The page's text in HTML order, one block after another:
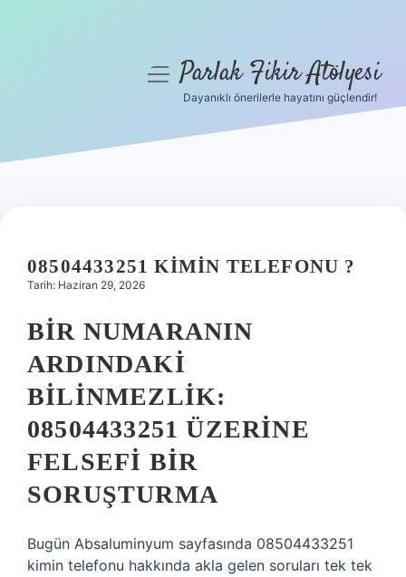
Hakkımızda
menüyüParlak Fikir Atölyesi
Dayanıklı önerilerle hayatını güçlendir!
08504433251 KIMIN TELEFONU ?
Tarih: Haziran 29, 2026
BIR NUMARANIN
ARDINDAKI
BILINMEZLIK:
08504433251 ÜZERINE
FELSEFI BIR
SORUŞTURMA
Bugün Absaluminyum sayfasında 08504433251
kimin telefonu hakkında akla gelen soruları tek tek